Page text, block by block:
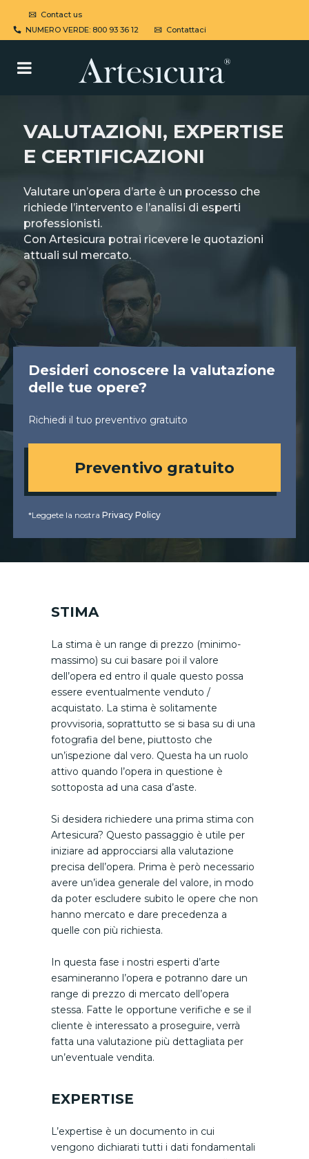
Contact us
NUMERO VERDE: 800 93 36 12
Contattaci
VALUTAZIONI, EXPERTISE
E CERTIFICAZIONI
Valutare un’opera d’arte è un processo che
richiede l’intervento e l’analisi di esperti
professionisti.
Con Artesicura potrai ricevere le quotazioni
attuali sul mercato.
Desideri conoscere la valutazione
delle tue opere?
Richiedi il tuo preventivo gratuito
Preventivo gratuito
*Leggete la nostraPrivacy Policy
STIMA
La stima è un range di prezzo (minimo-
massimo) su cui basare poi il valore
dell’opera ed entro il quale questo possa
essere eventualmente venduto /
acquistato. La stima è solitamente
provvisoria, soprattutto se si basa su di una
fotografia del bene, piuttosto che
un’ispezione dal vero. Questa ha un ruolo
attivo quando l’opera in questione è
sottoposta ad una casa d’aste.
Si desidera richiedere una prima stima con
Artesicura? Questo passaggio è utile per
iniziare ad approcciarsi alla valutazione
precisa dell’opera. Prima è però necessario
avere un’idea generale del valore, in modo
da poter escludere subito le opere che non
hanno mercato e dare precedenza a
quelle con più richiesta.
In questa fase i nostri esperti d’arte
esamineranno l’opera e potranno dare un
range di prezzo di mercato dell’opera
stessa. Fatte le opportune verifiche e se il
cliente è interessato a proseguire, verrà
fatta una valutazione più dettagliata per
un’eventuale vendita.
EXPERTISE
L’expertise è un documento in cui
vengono dichiarati tutti i dati fondamentali